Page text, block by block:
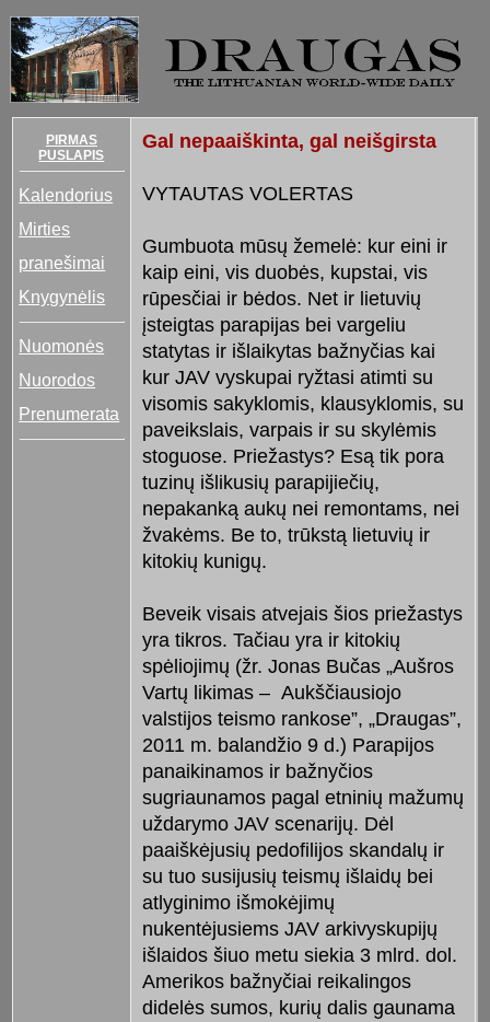
PIRMAS
PUSLAPIS
Kalendorius
Mirties
pranešimai
Knygynėlis
Nuomonės
Nuorodos
Prenumerata
Gal nepaaiškinta, gal neišgirsta
VYTAUTAS VOLERTAS
Gumbuota mūsų žemelė: kur eini ir
kaip eini, vis duobės, kupstai, vis
rūpesčiai ir bėdos. Net ir lietuvių
įsteigtas parapijas bei vargeliu
statytas ir išlaikytas bažnyčias kai
kur JAV vyskupai ryžtasi atimti su
visomis sakyklomis, klausyklomis, su
paveikslais, varpais ir su skylėmis
stoguose. Priežastys? Esą tik pora
tuzinų išlikusių parapijiečių,
nepakanką aukų nei remontams, nei
žvakėms. Be to, trūkstą lietuvių ir
kitokių kunigų.
Beveik visais atvejais šios priežastys
yra tikros. Tačiau yra ir kitokių
spėliojimų (žr. Jonas Bučas „Aušros
Vartų likimas – Aukščiausiojo
valstijos teismo rankose”, „Draugas”,
2011 m. balandžio 9 d.) Parapijos
panaikinamos ir bažnyčios
sugriaunamos pagal etninių mažumų
uždarymo JAV scenarijų. Dėl
paaiškėjusių pedofilijos skandalų ir
su tuo susijusių teismų išlaidų bei
atlyginimo išmokėjimų
nukentėjusiems JAV arkivyskupijų
išlaidos šiuo metu siekia 3 mlrd. dol.
Amerikos bažnyčiai reikalingos
didelės sumos, kurių dalis gaunama